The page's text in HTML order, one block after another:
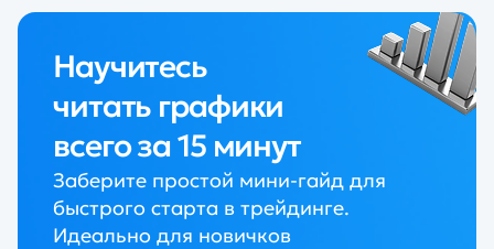
Научитесь
читать графики
всего за 15 минут
Заберите простой мини-гайд для
быстрого старта в трейдинге.
Идеально для новичков